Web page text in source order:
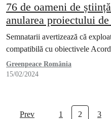
76 de oameni de
anularea proiectului
Semnatarii avertizează că
compatibilă cu obiectivele
Greenpeace România
15/02/2024
Prev 1 2 3